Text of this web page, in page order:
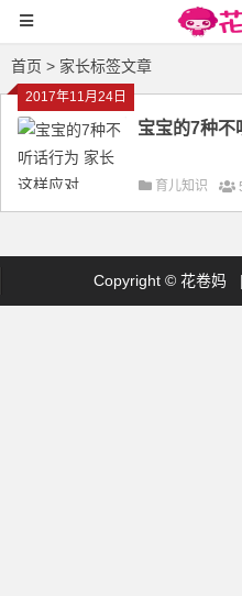
首页 > 家长标签文章
2017年11月24日
宝宝的7种不
育儿知识
Copyright © 花卷妈